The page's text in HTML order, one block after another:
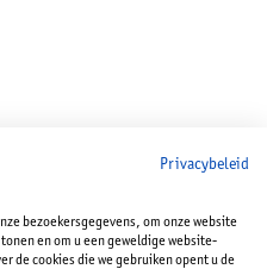
Privacybeleid
bezoekersgegevens, om onze website
en om u een geweldige website-
de cookies die we gebruiken opent u de